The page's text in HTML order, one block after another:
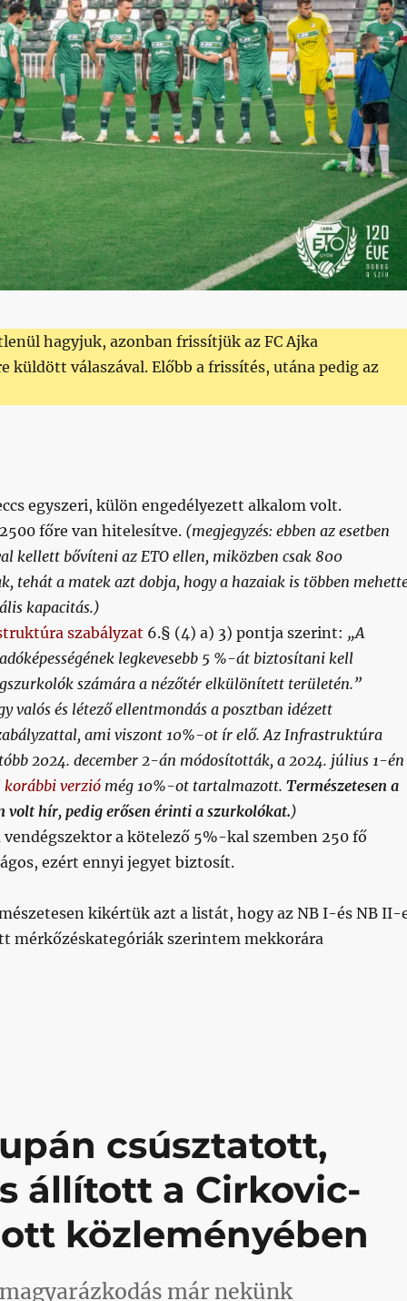
hagyjuk, azonban frissítjük az FC Ajka
küldött válaszával. Előbb a frissítés, utána pedig az
egyszeri, külön engedélyezett alkalom volt.
főre van hitelesítve. (megjegyzés: ebben az esetben
kellett bővíteni az ETO ellen, miközben csak 800
tehát a matek azt dobja, hogy a hazaiak is többen
kapacitás.)
szabályzat 6.§ (4) a) 3) pontja szerint: „A
legkevesebb 5 %-át biztosítani kell
számára a nézőtér elkülönített területén.”
valós és létező ellentmondás a posztban idézett
ami viszont 10%-ot ír elő. Az Infrastruktúra
2024. december 2-án módosították, a 2024. július 1-én
korábbi verziómég 10%-ot tartalmazott. Természetesen a
volt hír, pedig erősen érinti a szurkolókat.)
vendégszektor a kötelező 5%-kal szemben 250 fő
ezért ennyi jegyet biztosít.
kikértük azt a listát, hogy az NB I-és NB II-
mérkőzéskategóriák szerintem mekkorára
szembe megy a szabályokkal, amikor
csúsztatott,
állított a Cirkovic-
közleményében
már nekünk